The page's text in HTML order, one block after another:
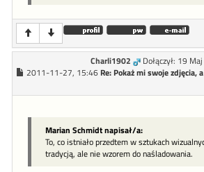
Charli1902
Dołączył: 19
2011-11-27, 15:46 Re: Pokaż mi swoje zdjęcia,
Marian Schmidt napisał/a:
To, co istniało przedtem w sztukach
tradycją, ale nie wzorem do naśladowania.